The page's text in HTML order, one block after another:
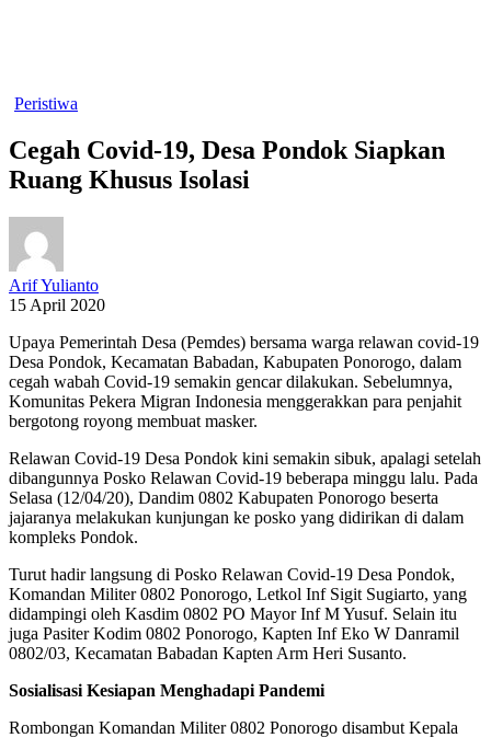
Peristiwa
Cegah Covid-19, Desa Pondok Siapkan
Ruang Khusus Isolasi
Arif Yulianto
15 April 2020
Upaya Pemerintah Desa (Pemdes) bersama warga relawan covid-19
Desa Pondok, Kecamatan Babadan, Kabupaten Ponorogo, dalam
cegah wabah Covid-19 semakin gencar dilakukan. Sebelumnya,
Komunitas Pekera Migran Indonesia menggerakkan para penjahit
bergotong royong membuat masker.
Relawan Covid-19 Desa Pondok kini semakin sibuk, apalagi setelah
dibangunnya Posko Relawan Covid-19 beberapa minggu lalu. Pada
Selasa (12/04/20), Dandim 0802 Kabupaten Ponorogo beserta
jajaranya melakukan kunjungan ke posko yang didirikan di dalam
kompleks Pondok.
Turut hadir langsung di Posko Relawan Covid-19 Desa Pondok,
Komandan Militer 0802 Ponorogo, Letkol Inf Sigit Sugiarto, yang
didampingi oleh Kasdim 0802 PO Mayor Inf M Yusuf. Selain itu
juga Pasiter Kodim 0802 Ponorogo, Kapten Inf Eko W Danramil
0802/03, Kecamatan Babadan Kapten Arm Heri Susanto.
Sosialisasi Kesiapan Menghadapi Pandemi
Rombongan Komandan Militer 0802 Ponorogo disambut Kepala